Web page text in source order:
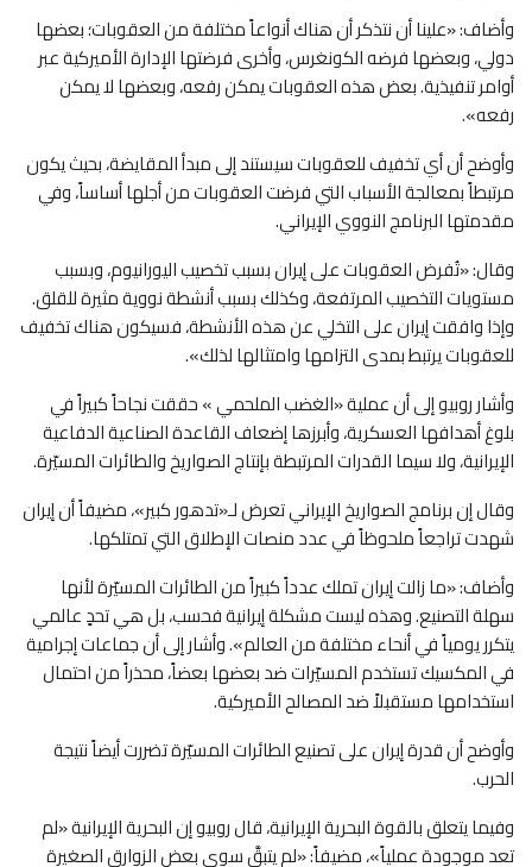
وأضاف: «علينا أن نتذكر أن هناك أنواعاً مختلفة من العقوبات؛ بعضها
دولي، وبعضها فرضه الكونغرس، وأخرى فرضتها الإدارة الأميركية عبر
أوامر تنفيذية. بعض هذه العقوبات يمكن رفعه، وبعضها لا يمكن
رفعه».
وأوضح أن أي تخفيف للعقوبات سيستند إلى مبدأ المقايضة، بحيث يكون
مرتبطاً بمعالجة الأسباب التي فرضت العقوبات من أجلها أساساً، وفي
مقدمتها البرنامج النووي الإيراني.
وقال: «تُفرض العقوبات على إيران بسبب تخصيب اليورانيوم، وبسبب
مستويات التخصيب المرتفعة، وكذلك بسبب أنشطة نووية مثيرة للقلق.
وإذا وافقت إيران على التخلي عن هذه الأنشطة، فسيكون هناك تخفيف
للعقوبات يرتبط بمدى التزامها وامتثالها لذلك».
وأشار روبيو إلى أن عملية «الغضب الملحمي » حققت نجاحاً كبيراً في
بلوغ أهدافها العسكرية، وأبرزها إضعاف القاعدة الصناعية الدفاعية
الإيرانية، ولا سيما القدرات المرتبطة بإنتاج الصواريخ والطائرات المسيّرة.
وقال إن برنامج الصواريخ الإيراني تعرض لـ«تدهور كبير»، مضيفاً أن إيران
شهدت تراجعاً ملحوظاً في عدد منصات الإطلاق التي تمتلكها.
وأضاف: «ما زالت إيران تملك عدداً كبيراً من الطائرات المسيّرة لأنها
سهلة التصنيع. وهذه ليست مشكلة إيرانية فحسب، بل هي تحدٍ عالمي
يتكرر يومياً في أنحاء مختلفة من العالم». وأشار إلى أن جماعات إجرامية
في المكسيك تستخدم المسيّرات ضد بعضها بعضاً، محذراً من احتمال
استخدامها مستقبلاً ضد المصالح الأميركية.
وأوضح أن قدرة إيران على تصنيع الطائرات المسيّرة تضررت أيضاً نتيجة
الحرب.
وفيما يتعلق بالقوة البحرية الإيرانية، قال روبيو إن البحرية الإيرانية «لم
تعد موجودة عملياً»، مضيفاً: «لم يتبقَّ سوى بعض الزوارق الصغيرة